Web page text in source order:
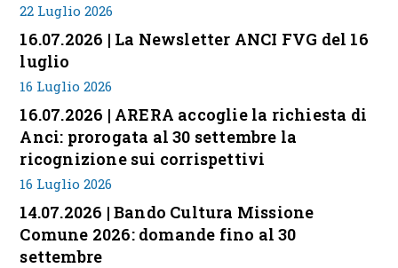
22 Luglio 2026
16.07.2026 | La Newsletter ANCI FVG del 16
luglio
16 Luglio 2026
16.07.2026 | ARERA accoglie la richiesta di
Anci: prorogata al 30 settembre la
ricognizione sui corrispettivi
16 Luglio 2026
14.07.2026 | Bando Cultura Missione
Comune 2026: domande fino al 30
settembre